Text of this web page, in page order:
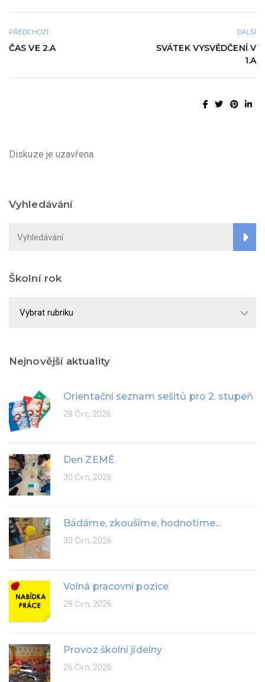
PŘEDCHOZÍ
ČAS VE 2.A
DALŠÍ
SVÁTEK VYSVĚDČENÍ V
1.A
Diskuze je uzavřena.
Vyhledávání
Školní rok
Nejnovější aktuality
Orientační seznam sešitů pro 2. stupeň
28 Čvc, 2026
Den ZEMĚ
30 Čvn, 2026
Bádáme, zkoušíme, hodnotíme...
30 Čvn, 2026
Volná pracovní pozice
28 Čvn, 2026
Provoz školní jídelny
26 Čvn, 2026